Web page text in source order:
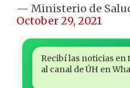
— Ministerio de
October 29, 2021
Recibí las noticias en
al canal de ÚH en